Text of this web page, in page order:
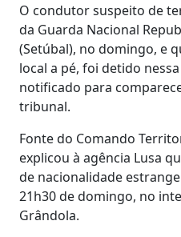
O condutor suspeito de
da Guarda Nacional
(Setúbal), no domingo, e
local a pé, foi detido
notificado para
tribunal.
Fonte do Comando
explicou à agência Lusa
de nacionalidade
21h30 de domingo, no
Grândola.